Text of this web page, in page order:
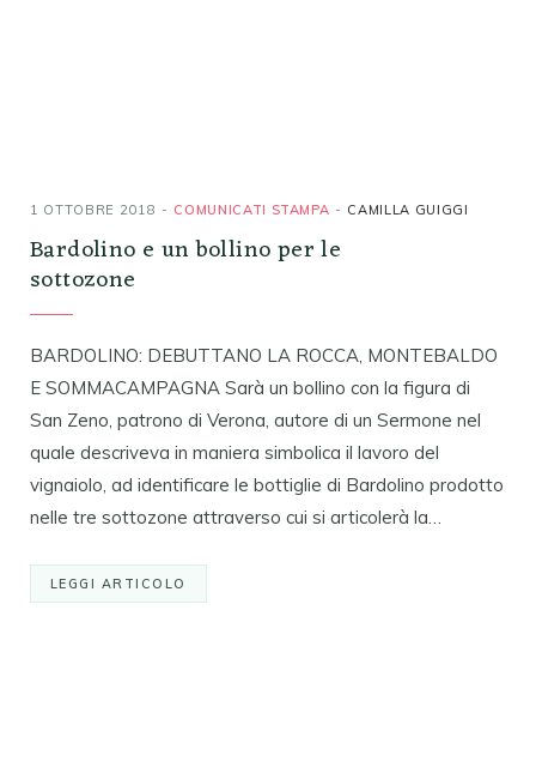
1 OTTOBRE 2018 COMUNICATI STAMPA CAMILLA GUIGGI
Bardolino e un bollino per le
sottozone
BARDOLINO: DEBUTTANO LA ROCCA, MONTEBALDO
E SOMMACAMPAGNA Sarà un bollino con la figura di
San Zeno, patrono di Verona, autore di un Sermone nel
quale descriveva in maniera simbolica il lavoro del
vignaiolo, ad identificare le bottiglie di Bardolino prodotto
nelle tre sottozone attraverso cui si articolerà la…
LEGGI ARTICOLO